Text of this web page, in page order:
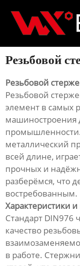
Главная
Продукция
Новости
О нас
Контакты
Резьбовой
Резьбовой
Резьбовой
элемент в самых
машиностроения
промышленности.
металлический
всей длине,
прочных и
разберёмся, что
востребованным.
Характеристики
Стандарт DIN976
качество
в работе.